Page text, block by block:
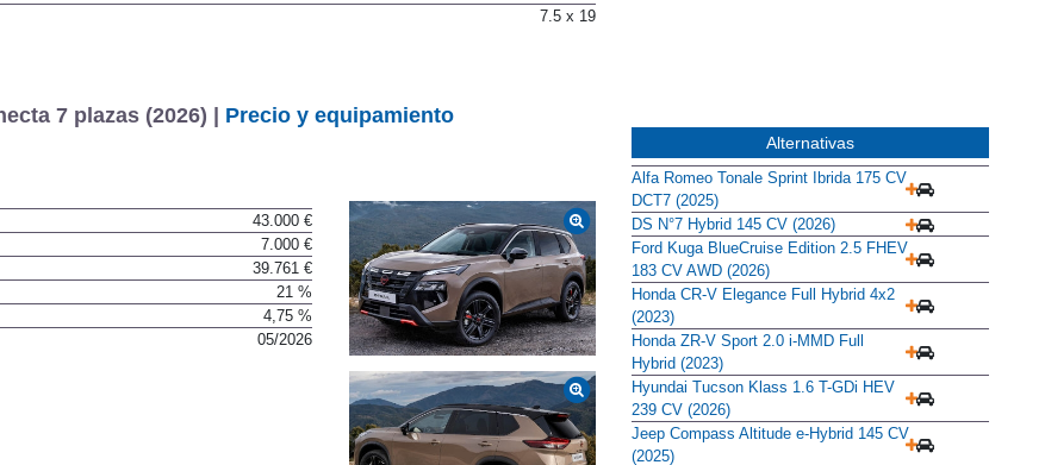
7.5 x 19
7 plazas (2026) | Precio y equipamiento
43.000 €
7.000 €
39.761 €
21 %
4,75 %
Alternativas
Alfa Romeo Tonale Sprint Ibrida 175 CV
DCT7 (2025)
DS N°7 Hybrid 145 CV (2026)
Ford Kuga BlueCruise Edition 2.5 FHEV
183 CV AWD (2026)
Honda CR-V Elegance Full Hybrid 4x2
(2023)
Honda ZR-V Sport 2.0 i-MMD Full
Hybrid (2023)
Hyundai Tucson Klass 1.6 T-GDi HEV
239 CV (2026)
Jeep Compass Altitude e-Hybrid 145 CV